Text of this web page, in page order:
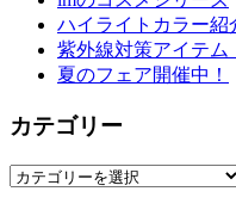
ハイライトカラー紹
紫外線対策アイテム
夏のフェア開催中！
カテゴリー
カ